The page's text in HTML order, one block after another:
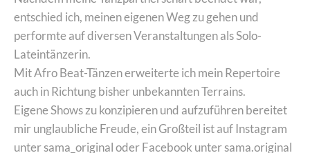
entschied ich, meinen eigenen Weg zu gehen und
performte auf diversen Veranstaltungen als Solo-
Lateintänzerin.
Mit Afro Beat-Tänzen erweiterte ich mein Repertoire
auch in Richtung bisher unbekannten Terrains.
Eigene Shows zu konzipieren und aufzuführen bereitet
mir unglaubliche Freude, ein Großteil ist auf Instagram
unter sama_original oder Facebook unter sama.original